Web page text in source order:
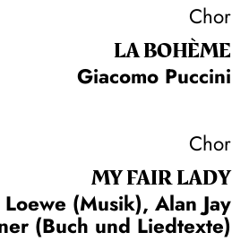
Chor
LA BOHÈME
Giacomo Puccini
Chor
MY FAIR LADY
(Musik), Alan Jay
(Buch und Liedtexte)